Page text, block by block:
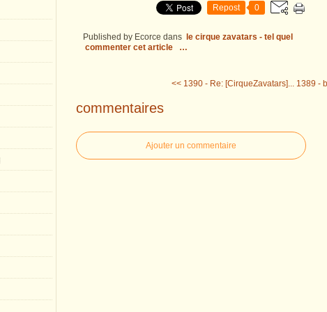
Repost 0
Published by Ecorce dans
le cirque zavatars - tel quel
commenter cet article
…
<< 1390 - Re: [CirqueZavatars]... 1389 -
commentaires
Ajouter un commentaire